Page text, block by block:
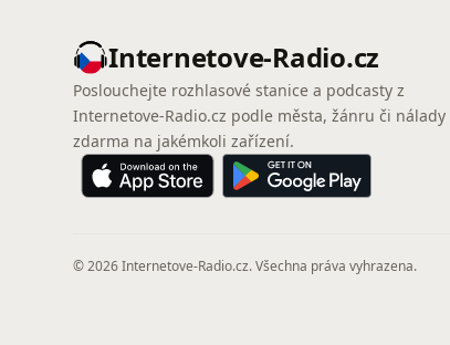
Internetove-Radio.cz
Poslouchejte rozhlasové stanice a podcasty z
Internetove-Radio.cz podle města, žánru či
zdarma na jakémkoli zařízení.
© 2026 Internetove-Radio.cz. Všechna práva vyhrazena.